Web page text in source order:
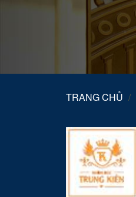
TRANG CHỦ /